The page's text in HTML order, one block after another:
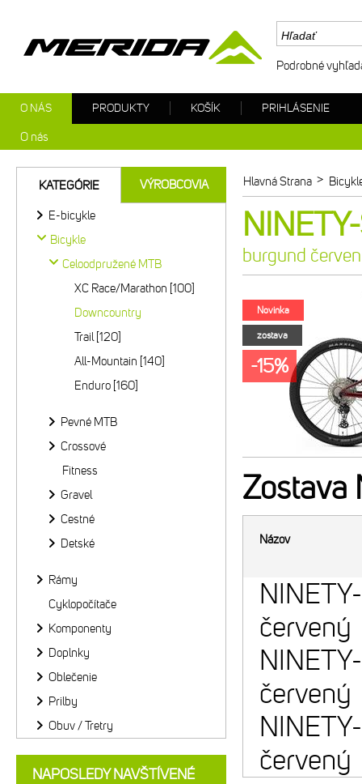
Hlavná Strana >
burgund
Novinka
zostava
-15%
Zostava
Názov
červený
červený
červený
KATEGÓRIE VÝROBCOVIA
E-bicykle
Bicykle
Celoodpružené MTB
XC Race/Marathon [100]
Downcountry
Trail [120]
All-Mountain [140]
Enduro [160]
Pevné MTB
Crossové
Fitness
Gravel
Cestné
Detské
Rámy
Cyklopočítače
Komponenty
Doplnky
Oblečenie
Prilby
Obuv / Tretry
NAPOSLEDY NAVŠTÍVENÉ
Podrobné
O NÁS
O nás
PRODUKTY KOŠÍK PRIHLÁSENIE